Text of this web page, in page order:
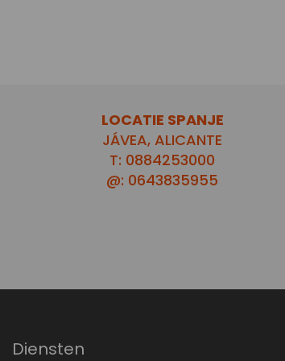
LOCATIE SPANJE
JÁVEA, ALICANTE
T: 0884253000
@: 0643835955
Diensten